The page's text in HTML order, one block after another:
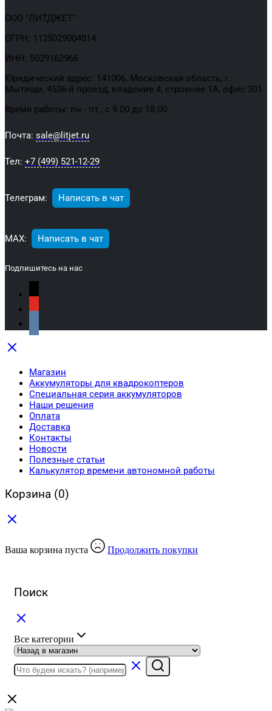
ООО "ЛИТДЖЕТ"
ОГРН: 1125029004814
ИНН: 5029162966
Юридический адрес: 141006, Московская область, г.
Мытищи, 4536-й проезд, владение 4, строение 1А, офис 301
Время работы: пн.- пт., с 9.00 до 18.00
Почта: sale@litjet.ru
Тел: +7 (499) 521-12-29
Телеграм: Написать в чат
МАХ: Написать в чат
Подпишитесь на нас
Магазин
Аккумуляторы для квадрокоптеров
Специальная серия аккумуляторов
Наши решения
Оплата
Доставка
Контакты
Новости
Полезные статьи
Калькулятор времени автономной работы
Корзина (0)
Ваша корзина пуста Продолжить покупки
Поиск
Все категории